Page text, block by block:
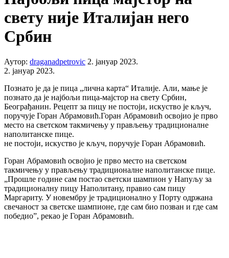
свету није Италијан него
Србин
Аутор: draganadpetrovic 2. јануар 2023.
2. јануар 2023.
Познато је да је пица „лична карта“ Италије. Али, мање је
познато да је најбољи пица-мајстор на свету Србин,
Београђанин. Рецепт за пицу не постоји, искуство је кључ,
поручује Горан Абрамовић.Горан Абрамовић освојио је прво
место на светском такмичењу у прављењу традиционалне
наполитанске пице.
не постоји, искуство је кључ, поручује Горан Абрамовић.
Горан Абрамовић освојио је прво место на светском
такмичењу у прављењу традиционалне наполитанске пице.
„Прошле године сам постао светски шампион у Напуљу за
традиционалну пицу Наполитану, правио сам пицу
Маргариту. У новембру је традиционално у Порту одржана
свечаност за светске шампионе, где сам био позван и где сам
победио”, рекао је Горан Абрамовић.